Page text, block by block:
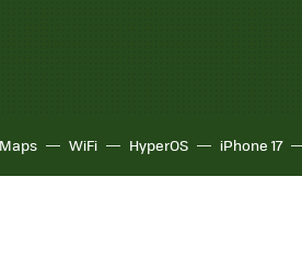
WiFi HyperOS iPhone 17